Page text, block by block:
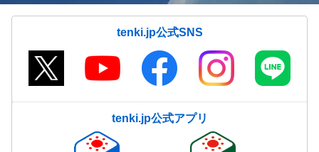
tenki.jp公式SNS
tenki.jp公式アプリ